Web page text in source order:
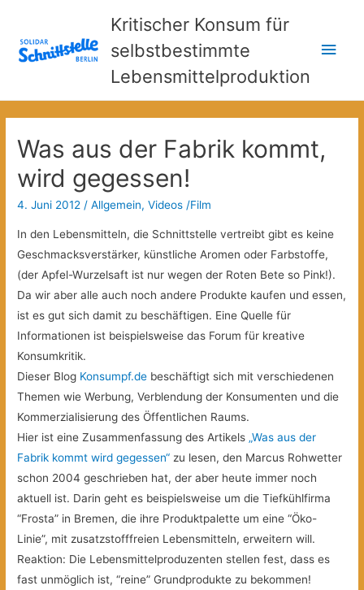
Kritischer Konsum für
selbstbestimmte
Lebensmittelproduktion
Was aus der Fabrik kommt,
wird gegessen!
4. Juni 2012 /Allgemein,Videos /Film
In den Lebensmitteln, die Schnittstelle vertreibt gibt es keine
Geschmacksverstärker, künstliche Aromen oder Farbstoffe,
(der Apfel-Wurzelsaft ist nur wegen der Roten Bete so Pink!).
Da wir aber alle auch noch andere Produkte kaufen und essen,
ist es gut sich damit zu beschäftigen. Eine Quelle für
Informationen ist beispielsweise das Forum für kreative
Konsumkritik.
Dieser Blog Konsumpf.de beschäftigt sich mit verschiedenen
Themen wie Werbung, Verblendung der Konsumenten und die
Kommerzialisierung des Öffentlichen Raums.
Hier ist eine Zusammenfassung des Artikels „Was aus der
Fabrik kommt wird gegessen“ zu lesen, den Marcus Rohwetter
schon 2004 geschrieben hat, der aber heute immer noch
aktuell ist. Darin geht es beispielsweise um die Tiefkühlfirma
“Frosta” in Bremen, die ihre Produktpalette um eine “Öko-
Linie”, mit zusatzstofffreien Lebensmitteln, erweitern will.
Reaktion: Die Lebensmittelproduzenten stellen fest, dass es
fast unmöglich ist, “reine” Grundprodukte zu bekommen!